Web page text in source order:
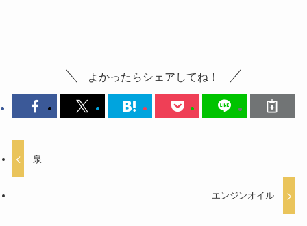
よかったらシェアしてね！
泉
エンジンオイル